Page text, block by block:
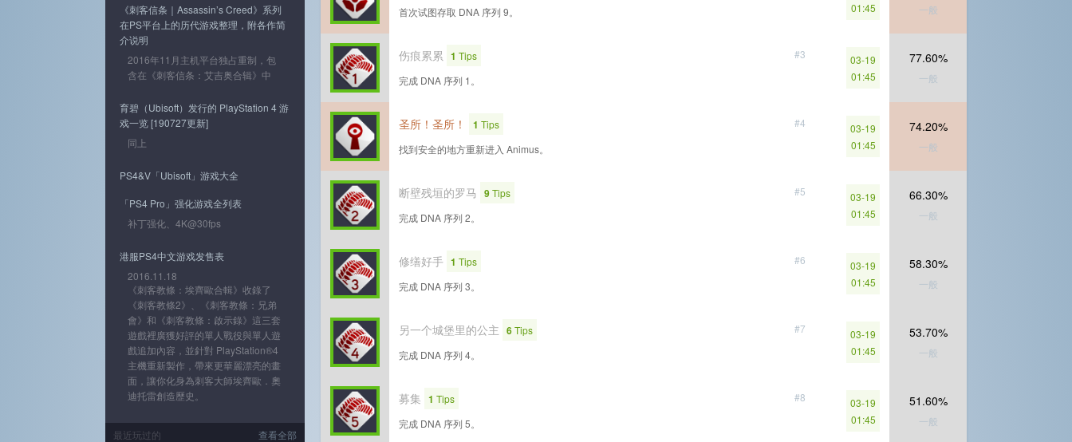
首次试图存取 DNA 序列 9。
01:45
一般
#3
伤痕累累 1 Tips
完成 DNA 序列 1。
03-19
01:45
77.60%
一般
#4
圣所！圣所！ 1 Tips
找到安全的地方重新进入 Animus。
03-19
01:45
74.20%
一般
#5
断壁残垣的罗马 9Tips
完成 DNA 序列 2。
03-19
01:45
66.30%
一般
#6
修缮好手 1 Tips
完成 DNA 序列 3。
03-19
01:45
58.30%
一般
#7
另一个城堡里的公主 6Tips
完成 DNA 序列 4。
03-19
01:45
53.70%
一般
#8
募集 1 Tips
完成 DNA 序列 5。
03-19
01:45
51.60%
一般
《刺客信条｜Assassin’s Creed》系列
在PS平台上的历代游戏整理，附各作简
介说明
2016年11月主机平台独占重制，包
含在《刺客信条：艾吉奥合辑》中
育碧（Ubisoft）发行的 PlayStation 4 游
戏一览 [190727更新]
同上
PS4&V「Ubisoft」游戏大全
「PS4 Pro」强化游戏全列表
补丁强化、4K@30fps
港服PS4中文游戏发售表
2016.11.18
《刺客教條：埃齊歐合輯》收錄了
《刺客教條2》、《刺客教條：兄弟
會》和《刺客教條：啟示錄》這三套
遊戲裡廣獲好評的單人戰役與單人遊
戲追加內容，並針對 PlayStation®4
主機重新製作，帶來更華麗漂亮的畫
面，讓你化身為刺客大師埃齊歐．奧
迪托雷創造歷史。
查看全部
最近玩过的